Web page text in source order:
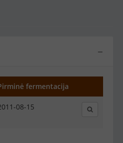
−
fermentacija
08-15